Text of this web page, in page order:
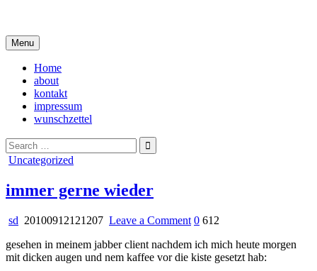
content
Menu
Home
about
kontakt
impressum
wunschzettel
Search
for:
Posted
Uncategorized
immer gerne wieder
sd 20100912121207 Leave a Commenton
gerne
wieder
0 612
gesehen in meinem jabber client nachdem ich mich heute morgen
mit dicken augen und nem kaffee vor die kiste gesetzt hab: